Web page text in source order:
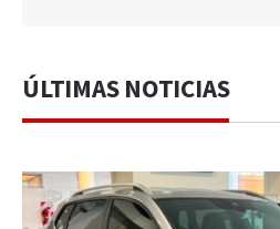
ÚLTIMAS NOTICIAS